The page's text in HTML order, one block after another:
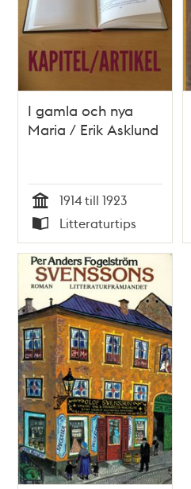
I gamla och nya
Maria / Erik Asklund
Tid
1914 till 1923
Typ
Litteraturtips